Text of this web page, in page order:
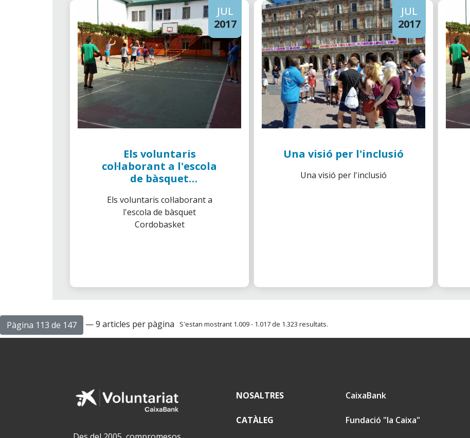
JUL
2017
Els voluntaris
col·laborant a l'escola
de bàsquet
Els voluntaris col·laborant a
l'escola de bàsquet
Cordobasket
JUL
2017
Una visió per l'inclusió
Una visió per l'inclusió
Pàgina 113 de 147 — 9 articles per pàgina S'estan mostrant 1.009 - 1.017 de 1.323 resultats.
NOSALTRES
CATÀLEG
CaixaBank
Fundació "la Caixa"